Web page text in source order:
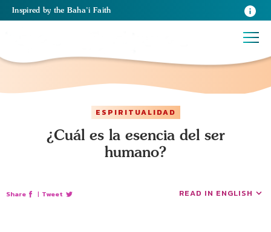
Inspired by the Baha’i Faith
ESPIRITUALIDAD
¿Cuál es la esencia del ser
humano?
Share | Tweet READ IN ENGLISH